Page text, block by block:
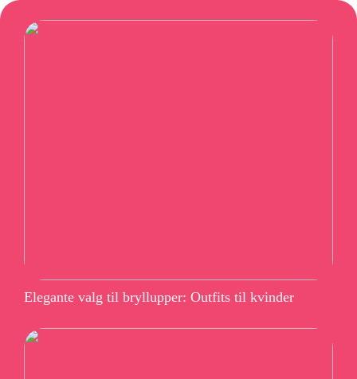
Elegante valg til bryllupper: Outfits til kvinder